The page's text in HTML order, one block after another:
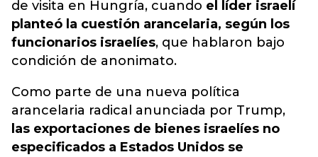
de visita en Hungría, cuando el líder israelí
planteó la cuestión arancelaria, según los
funcionarios israelíes, que hablaron bajo
condición de anonimato.
Como parte de una nueva política
arancelaria radical anunciada por Trump,
las exportaciones de bienes israelíes no
especificados a Estados Unidos se